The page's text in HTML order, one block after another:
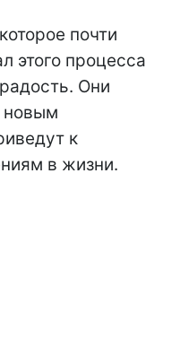
почти
этого процесса
Они
новым
к
в жизни.